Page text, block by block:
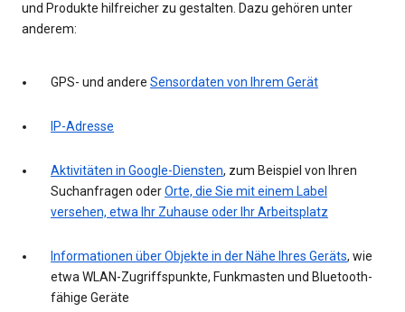
und Produkte hilfreicher zu gestalten. Dazu gehören unter
anderem:
GPS- und andere Sensordaten von Ihrem Gerät
IP-Adresse
Aktivitäten in Google-Diensten, zum Beispiel von Ihren
Suchanfragen oderOrte, die Sie mit einem Label
versehen, etwa Ihr Zuhause oder Ihr Arbeitsplatz
Informationen über Objekte in der Nähe Ihres Geräts, wie
etwa WLAN-Zugriffspunkte, Funkmasten und Bluetooth-
fähige Geräte